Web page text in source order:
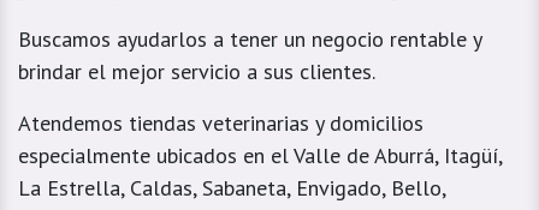
Buscamos ayudarlos a tener un negocio rentable y
brindar el mejor servicio a sus clientes.
Atendemos tiendas veterinarias y domicilios
especialmente ubicados en el Valle de Aburrá, Itagüí,
La Estrella, Caldas, Sabaneta, Envigado, Bello,